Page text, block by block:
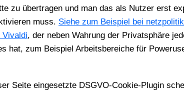
zu über­tra­gen und man das als Nut­zer erst
muss. Sie­he zum Bei­spiel bei
Vival­di, der neben Wah­rung der Pri­vat­sphä­re
hat, zum Bei­spiel Arbeits­be­rei­che für
Sei­te ein­ge­setz­te DSGVO-Coo­kie-Plug­in